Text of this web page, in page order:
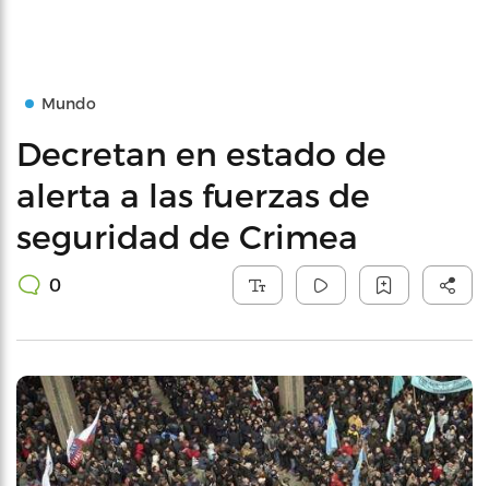
Mundo
Decretan en estado de
alerta a las fuerzas de
seguridad de Crimea
0